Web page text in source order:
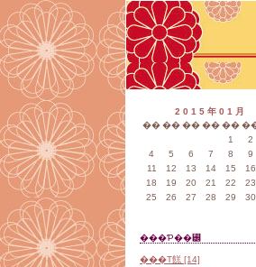
2015年01月
����������
1
2
4
5 6 7 8 9
11
12 13 14 15 16
18
19 20 21 22 23
25
26 27 28 29 30
���Ƥ��꡼
���Τ餻 [14]